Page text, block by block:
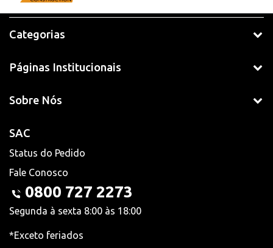
Categorias
Páginas Institucionais
Sobre Nós
SAC
Status do Pedido
Fale Conosco
0800 727 2273
Segunda à sexta 8:00 às 18:00
*Exceto feriados